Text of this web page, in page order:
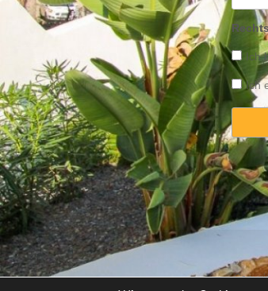
Ich
Ich